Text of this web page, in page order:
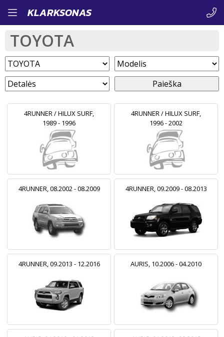
Pereiti
į
pagrindinį
turinį
KLARKSONAS
TOYOTA
Paieška
4RUNNER / HILUX SURF,
1989 - 1996
4RUNNER / HILUX SURF,
1996 - 2002
4RUNNER, 08.2002 - 08.2009 4RUNNER, 09.2009 - 08.2013
4RUNNER, 09.2013 - 12.2016 AURIS, 10.2006 - 04.2010